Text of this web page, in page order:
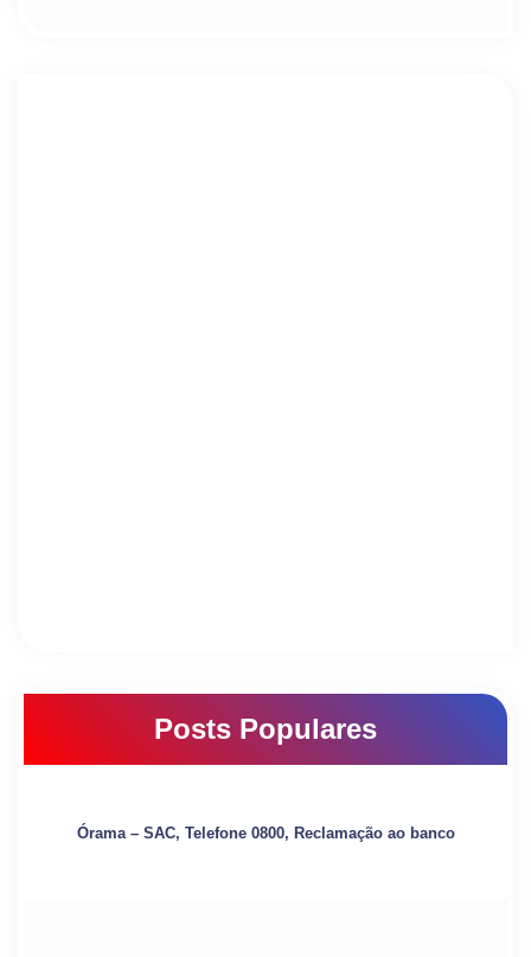
Posts Populares
Órama – SAC, Telefone 0800, Reclamação ao banco